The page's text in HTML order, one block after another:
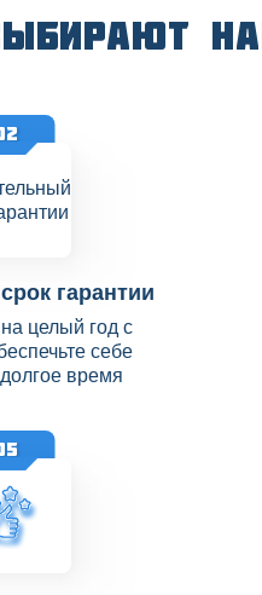
гарантии
целый год с
себе
время